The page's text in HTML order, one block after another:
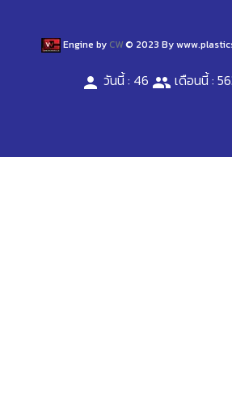
Engine by CW© 2023 By
person วันนี้ : 46 people เดือนนี้ :